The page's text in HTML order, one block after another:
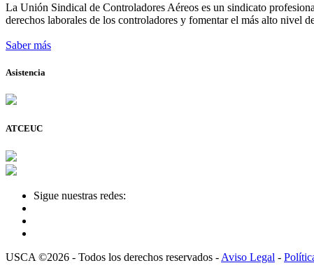
La Unión Sindical de Controladores Aéreos es un sindicato
derechos laborales de los controladores y fomentar el más alto nivel
Saber más
Asistencia
ATCEUC
Sigue nuestras redes:
USCA ©2026 - Todos los derechos reservados - Aviso Legal -